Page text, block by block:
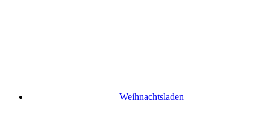
Weihnachtsladen